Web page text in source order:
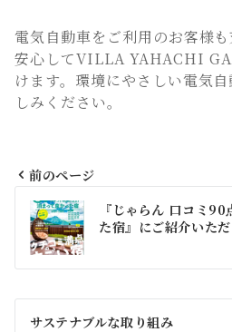
電気自動車をご利用のお客様も
安心してVILLA YAHACHI
けます。環境にやさしい電気
しみください。
投
稿
ナ
ゲ
前のページ
『じゃらん 口コミ
た宿』にご紹介いた
サステナブルな取り組み